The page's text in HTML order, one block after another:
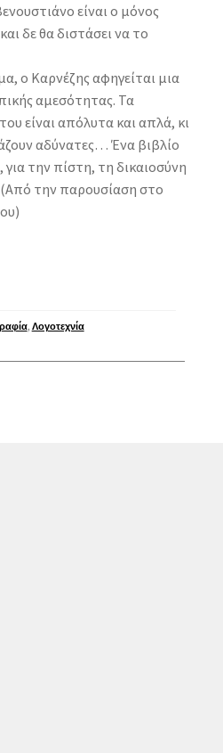
είναι ο μόνος
δε θα διστάσει να το
ο Καρνέζης αφηγείται μια
αμεσότητας. Τα
είναι απόλυτα και απλά, κι
αδύνατες… Ένα βιβλίο
την πίστη, τη δικαιοσύνη
την παρουσίαση στο
, Λογοτεχνία